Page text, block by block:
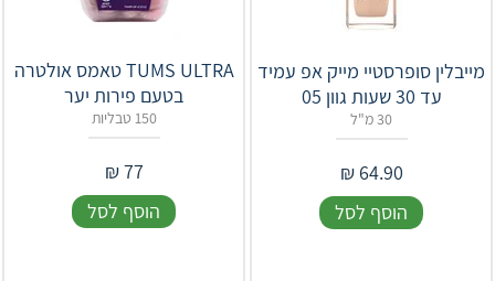
מייבלין סופרסטיי מייק אפ עמיד
עד 30 שעות גוון 05
30 מ"ל
64.90
₪
הוסף לסל
TUMS ULTRA טאמס אולטרה
בטעם פירות יער
150 טבליות
77
₪
הוסף לסל